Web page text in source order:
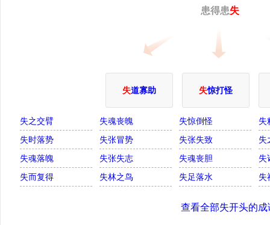
患得患失
失道寡助 失惊打怪
失之交臂 失魂丧魄 失惊倒怪
失
失时落势
失张冒势 失张失致
失
失魂落魄
失张失志 失魂丧胆
失
失而复得
失林之鸟 失足落水 失
查看全部失开头的成